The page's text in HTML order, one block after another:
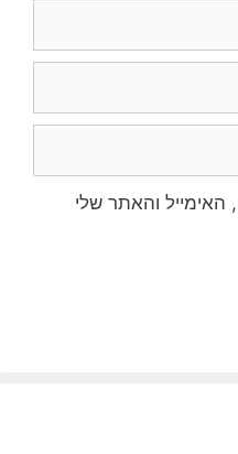
והאתר שלי